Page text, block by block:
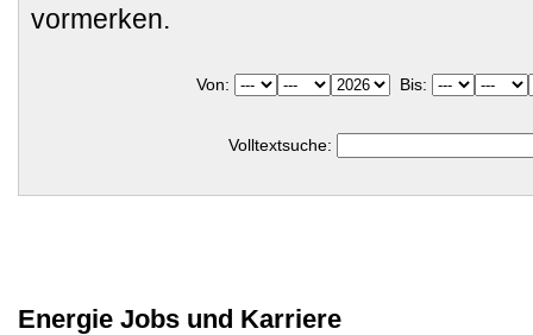
vormerken.
Von: Bis:
Volltextsuche:
Energie Jobs und Karriere